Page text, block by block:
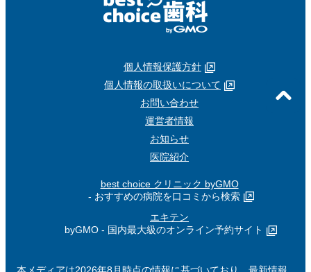
個人情報保護方針
個人情報の取扱いについて
お問い合わせ
運営者情報
お知らせ
医院紹介
best choice クリニック byGMO
- おすすめの病院を口コミから検索
エキテン
byGMO - 国内最大級のオンライン予約サイト